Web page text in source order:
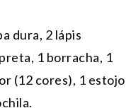
dura, 2 lápis
1 borracha, 1
(12 cores), 1 estojo